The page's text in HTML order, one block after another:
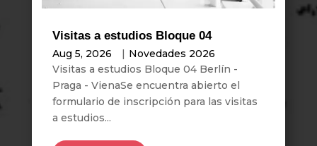
Visitas a estudios Bloque 04
Aug 5, 2026 | Novedades 2026
Visitas a estudios Bloque 04 Berlín -
Praga - VienaSe encuentra abierto el
formulario de inscripción para las visitas
a estudios...